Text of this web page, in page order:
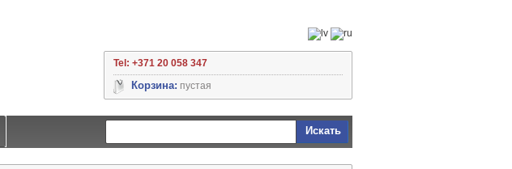
Искать
Tel: +371 20 058 347
Корзина: пустая